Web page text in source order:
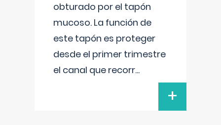
obturado por el tapón
mucoso. La función de
este tapón es proteger
desde el primer trimestre
el canal que recorr...
+